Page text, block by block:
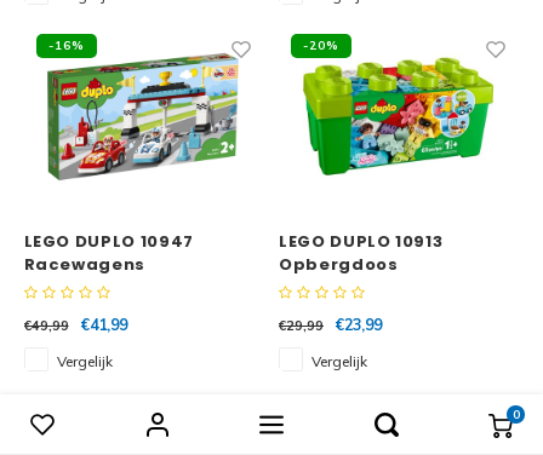
0
-16%
LEGO DUPLO 10947
Racewagens
€49,99
€41,99
Vergelijk
-20%
LEGO DUPLO 10913
Opbergdoos
€29,99
€23,99
Vergelijk
-15%
Vergelijk producten 0